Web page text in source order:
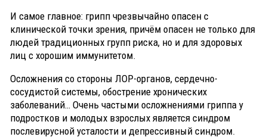
И самое главное: грипп чрезвычайно опасен с
клинической точки зрения, причём опасен не только для
людей традиционных групп риска, но и для здоровых
лиц с хорошим иммунитетом.
Осложнения со стороны ЛОР-органов, сердечно-
сосудистой системы, обострение хронических
заболеваний… Очень частыми осложнениями гриппа у
подростков и молодых взрослых является синдром
послевирусной усталости и депрессивный синдром.